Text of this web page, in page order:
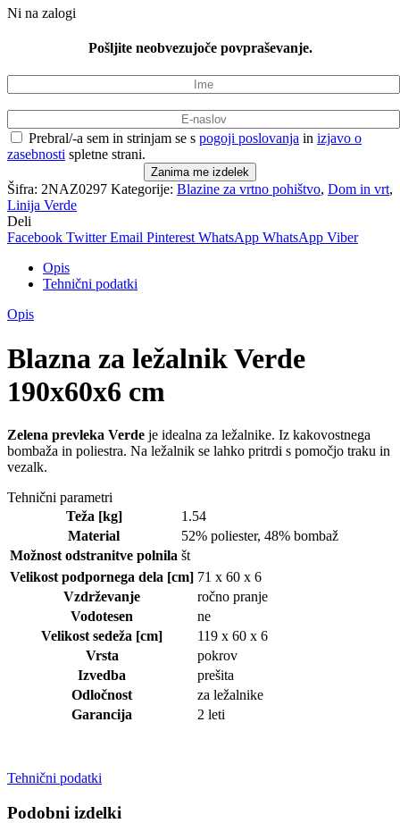
Ni na zalogi
Pošljite neobvezujoče povpraševanje.
Prebral/-a sem in strinjam se s pogoji poslovanja in izjavo o
zasebnosti spletne strani.
Šifra: 2NAZ0297 Kategorije: Blazine za vrtno pohištvo, Dom in vrt,
Linija Verde
Deli
Facebook Twitter Email Pinterest WhatsApp WhatsApp Viber
Opis
Tehnični podatki
Opis
Blazna za ležalnik Verde
190x60x6 cm
Zelena prevleka Verde je idealna za ležalnike. Iz kakovostnega
bombaža in poliestra. Na ležalnik se lahko pritrdi s pomočjo traku in
vezalk.
Tehnični parametri
Teža [kg]
1.54
Material
52% poliester, 48% bombaž
Možnost odstranitve polnila št
Velikost podpornega dela [cm] 71 x 60 x 6
Vzdrževanje
ročno pranje
Vodotesen
ne
Velikost sedeža [cm]
119 x 60 x 6
Vrsta
pokrov
Izvedba
prešita
Odločnost
za ležalnike
Garancija
2 leti
Tehnični podatki
Podobni izdelki